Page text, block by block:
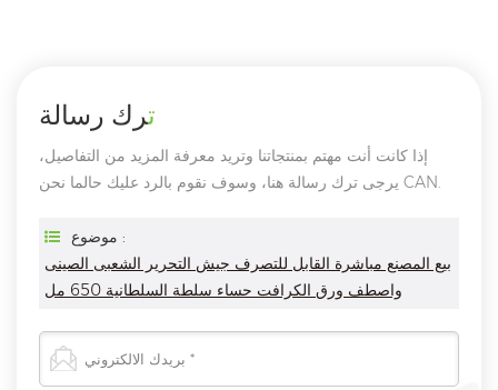
ترك رسالة
إذا كانت أنت مهتم بمنتجاتنا وتريد معرفة المزيد من التفاصيل،
يرجى ترك رسالة هنا، وسوف نقوم بالرد عليك حالما نحن CAN.
موضوع :
بيع المصنع مباشرة القابل للتصرف جيش التحرير الشعبى الصينى
واصطف ورق الكرافت حساء سلطة السلطانية 650 مل